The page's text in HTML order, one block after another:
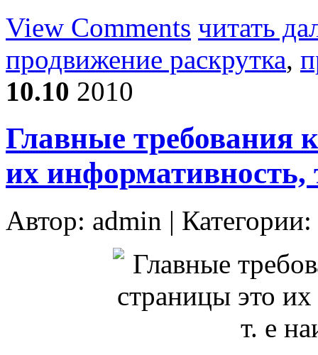
View Comments читать
продвижение раскрутка,
10.10 2010
Главные требования
их информативность,
Автор: admin | Категории: